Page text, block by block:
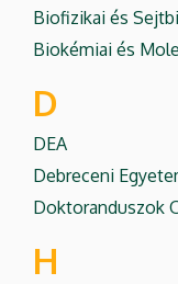
Biofizikai és
Biokémiai és
D
DEA
Debreceni
Doktoranduszok
H